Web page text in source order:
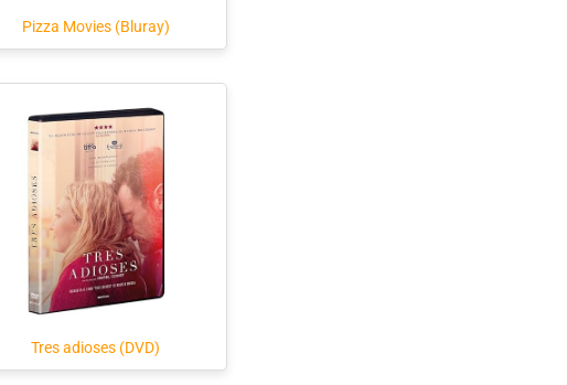
Pizza Movies (Bluray)
Tres adioses (DVD)